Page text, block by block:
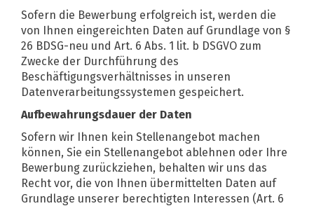
Sofern die Bewerbung erfolgreich ist, werden die
von Ihnen eingereichten Daten auf Grundlage von §
26 BDSG-neu und Art. 6 Abs. 1 lit. b DSGVO zum
Zwecke der Durchführung des
Beschäftigungsverhältnisses in unseren
Datenverarbeitungssystemen gespeichert.
Aufbewahrungsdauer der Daten
Sofern wir Ihnen kein Stellenangebot machen
können, Sie ein Stellenangebot ablehnen oder Ihre
Bewerbung zurückziehen, behalten wir uns das
Recht vor, die von Ihnen übermittelten Daten auf
Grundlage unserer berechtigten Interessen (Art. 6